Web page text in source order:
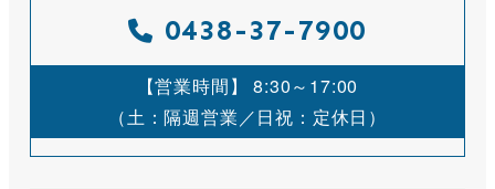
0438-37-7900
【営業時間】 8:30～17:00
（土：隔週営業／日祝：定休日）